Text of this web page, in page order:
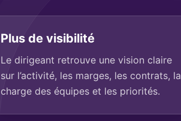
Plus de visibilité
Le dirigeant retrouve une vision claire
sur l’activité, les marges, les contrats, la
charge des équipes et les priorités.